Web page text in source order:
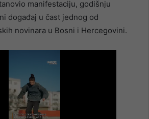
manifestaciju, godišnju
događaj u čast jednog od
novinara u Bosni i Hercegovini.